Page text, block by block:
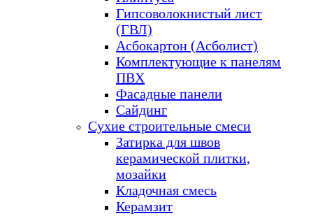
Гипсоволокнистый лист
(ГВЛ)
Асбокартон (Асболист)
Комплектующие к панелям
ПВХ
Фасадные панели
Сайдинг
Сухие строительные смеси
Затирка для швов
керамической плитки,
мозайки
Кладочная смесь
Керамзит